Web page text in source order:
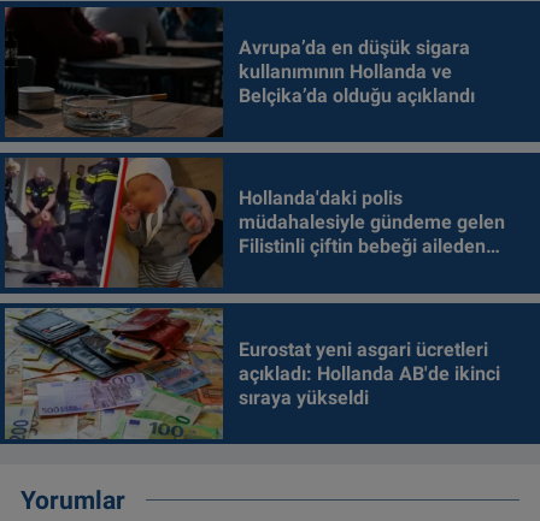
Avrupa’da en düşük sigara
kullanımının Hollanda ve
Belçika’da olduğu açıklandı
Hollanda'daki polis
müdahalesiyle gündeme gelen
Filistinli çiftin bebeği aileden
Eurostat yeni asgari ücretleri
açıkladı: Hollanda AB'de ikinci
sıraya yükseldi
Yorumlar